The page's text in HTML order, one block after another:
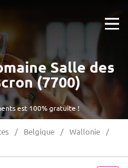
est 100% gratuite !
Salle des
(7700)
Belgique
Wallonie